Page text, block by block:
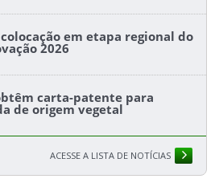
em etapa regional do
2026
carta-patente para
de origem vegetal
ACESSE A LISTA DE NOTÍCIAS